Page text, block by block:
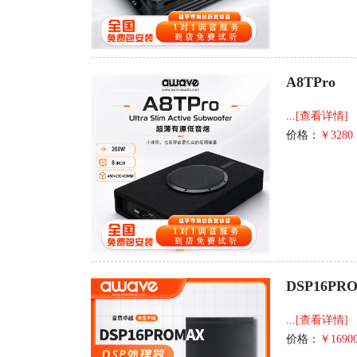
A8TPro
... [查看详情]
价格： ￥3280
... [查看详情]
价格： ￥